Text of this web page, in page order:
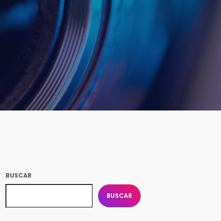
BUSCAR
BUSCAR